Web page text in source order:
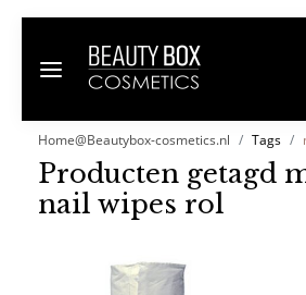
Home@Beautybox-cosmetics.nl Tags
Producten getagd
nail wipes rol